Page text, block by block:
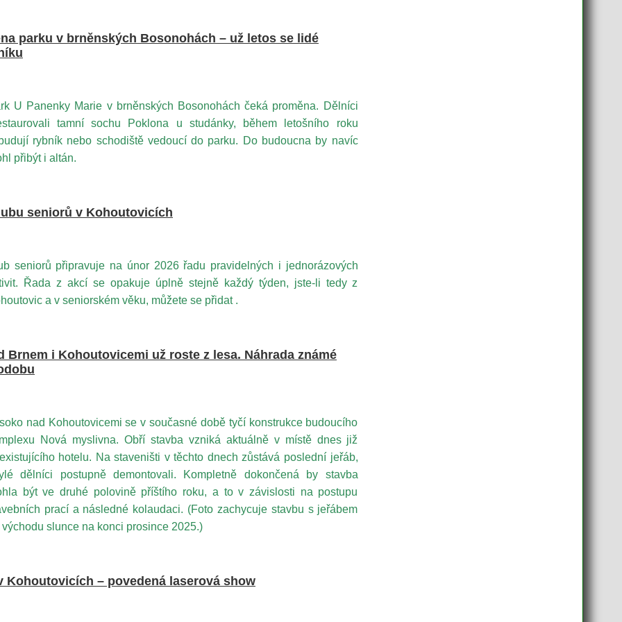
parku v brněnských Bosonohách – už letos se lidé
U Panenky Marie v brněnských Bosonohách čeká proměna. Dělníci
tamní sochu Poklona u studánky, během letošního roku
rybník nebo schodiště vedoucí do parku. Do budoucna by navíc
přibýt i altán.
seniorů v Kohoutovicích
seniorů připravuje na únor 2026 řadu pravidelných i jednorázových
Řada z akcí se opakuje úplně stejně každý týden, jste-li tedy z
a v seniorském věku, můžete se přidat .
Brnem i Kohoutovicemi už roste z lesa. Náhrada známé
nad Kohoutovicemi se v současné době tyčí konstrukce budoucího
Nová myslivna. Obří stavba vzniká aktuálně v místě dnes již
hotelu. Na staveništi v těchto dnech zůstává poslední jeřáb,
dělníci postupně demontovali. Kompletně dokončená by stavba
být ve druhé polovině příštího roku, a to v závislosti na postupu
prací a následné kolaudaci. (Foto zachycuje stavbu s jeřábem
východu slunce na konci prosince 2025.)
Kohoutovicích – povedená laserová show